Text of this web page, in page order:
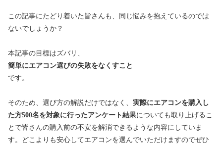
この記事にたどり着いた皆さんも、同じ悩みを抱えているのでは
ないでしょうか？
本記事の目標はズバリ、
簡単にエアコン選びの失敗をなくすこと
です。
そのため、選び方の解説だけではなく、 実際にエアコンを購入し
た方500名を対象に行ったアンケート結果についても取り上げるこ
とで皆さんの購入前の不安を解消できるような内容にしていま
す。どこよりも安心してエアコンを選んでいただけますのでぜひ